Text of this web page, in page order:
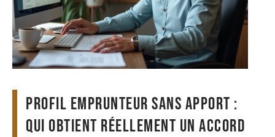
Profil emprunteur sans apport :
qui obtient réellement un accord